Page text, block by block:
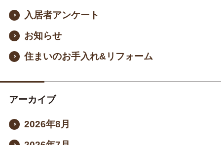
入居者アンケート
お知らせ
住まいのお手入れ&リフォーム
アーカイブ
2026年8月